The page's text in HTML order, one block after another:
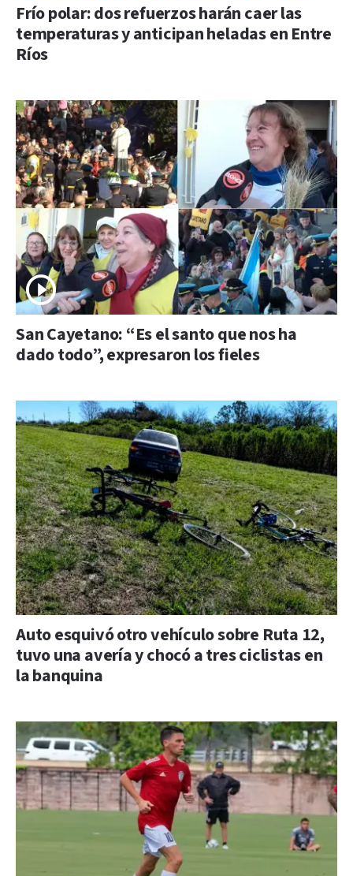
Frío polar: dos refuerzos harán caer las
temperaturas y anticipan heladas en Entre
Ríos
San Cayetano: “Es el santo que nos ha
dado todo”, expresaron los fieles
Auto esquivó otro vehículo sobre Ruta 12,
tuvo una avería y chocó a tres ciclistas en
la banquina